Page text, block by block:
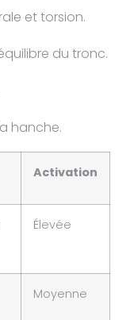
et torsion.
du tronc.
hanche.
Activation
Élevée
Moyenne